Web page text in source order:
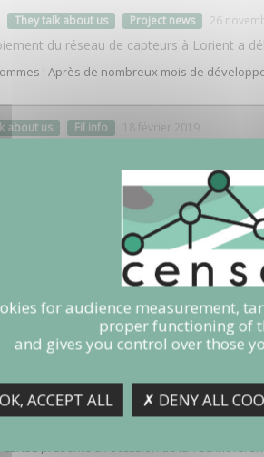
They talk about us Project news 26
du réseau de capteurs à Lorient a
! Après de nombreux mois de
about us Fil info 18 février 2019
en ligne du 14 février 2019 du quotidien "Le
l'écoute" et présente des interviews d'élus
They talk about us 08 janvier 2019
de Lorient ont pu voir un encart sur le
le lancement prochain d'une enquête sur
about us 20 décembre 2017
si on connectait le monde ?
présenté à l'occasion de la
for audience measurement,
proper functioning of
and gives you control over those
ACCEPT ALL ✗ DENY ALL